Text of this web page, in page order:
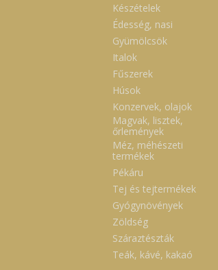
Készételek
Édesség, nasi
Gyümölcsök
Italok
Fűszerek
Húsok
Konzervek, olajok
Magvak, lisztek,
őrlemények
Méz, méhészeti
termékek
Pékáru
Tej és tejtermékek
Gyógynövények
Zöldség
Száraztészták
Teák, kávé, kakaó